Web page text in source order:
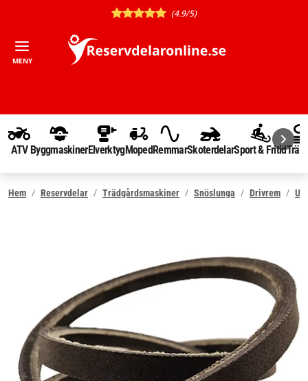
(4.9/5)
MENY
ATV ByggmaskinerElverktygMopedRemmarSkoterdelarSport & Fritid
Hem Reservdelar Trädgårdsmaskiner Snöslunga Drivrem